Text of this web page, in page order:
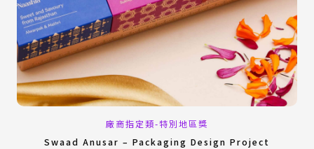
廠商指定類-特別地區獎
Swaad Anusar – Packaging Design Project